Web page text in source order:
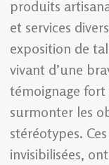
produits
et services
exposition de
vivant d’une
témoignage fort
surmonter les
stéréotypes.
invisibilisées,